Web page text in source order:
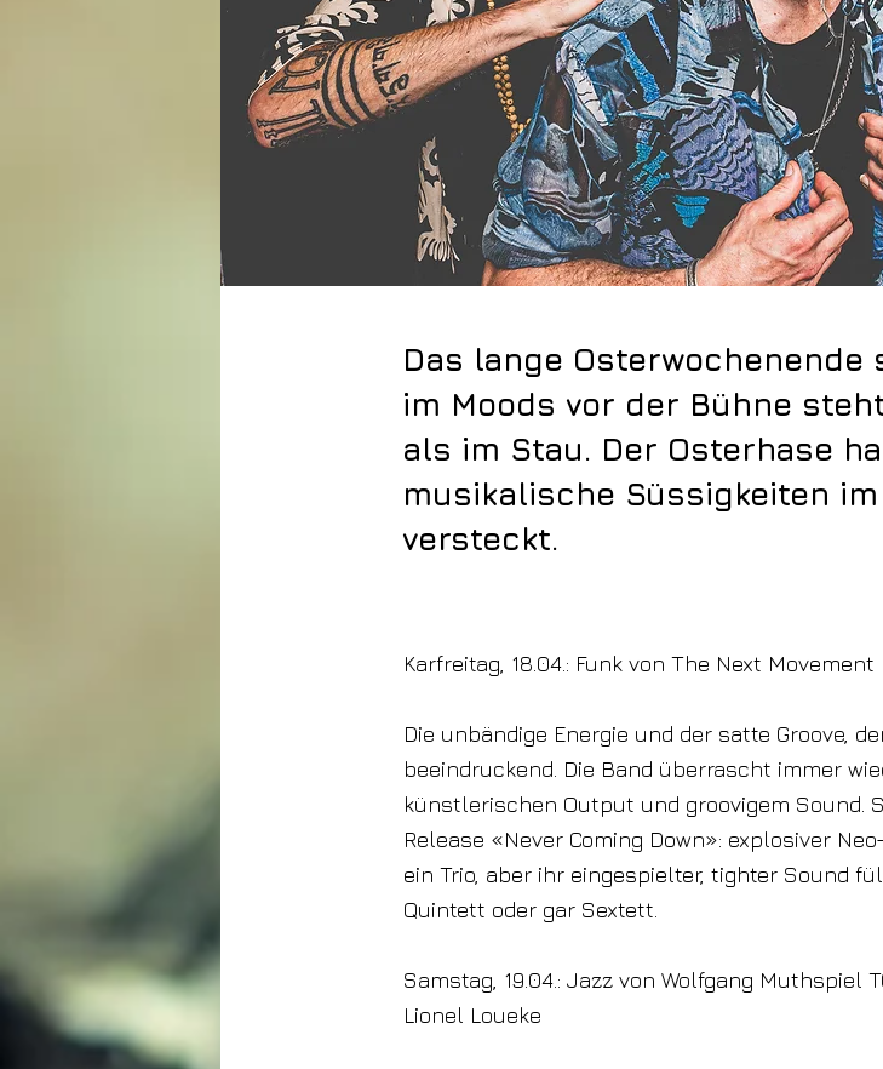
Das lange Osterwochenende
im Moods vor der Bühne
als im Stau. Der Osterhase
musikalische Süssigkeiten
versteckt.
Karfreitag, 18.04.: Funk von The Next Movement
Die unbändige Energie und der satte Groove,
beeindruckend. Die Band überrascht immer
künstlerischen Output und groovigem Sound.
Release «Never Coming Down»: explosiver
ein Trio, aber ihr eingespielter, tighter Sound
Quintett oder gar Sextett.
Samstag, 19.04.: Jazz von Wolfgang Muthspiel
Lionel Loueke